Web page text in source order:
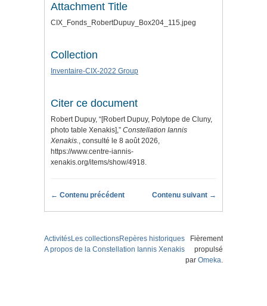
Attachment Title
CIX_Fonds_RobertDupuy_Box204_115.jpeg
Collection
Inventaire-CIX-2022 Group
Citer ce document
Robert Dupuy, “[Robert Dupuy, Polytope de Cluny,
photo table Xenakis],” Constellation Iannis
Xenakis., consulté le 8 août 2026,
https://www.centre-iannis-
xenakis.org/items/show/4918.
← Contenu précédent Contenu suivant →
ActivitésLes collectionsRepères historiques
A propos de la Constellation Iannis Xenakis
Fièrement
propulsé
par Omeka.